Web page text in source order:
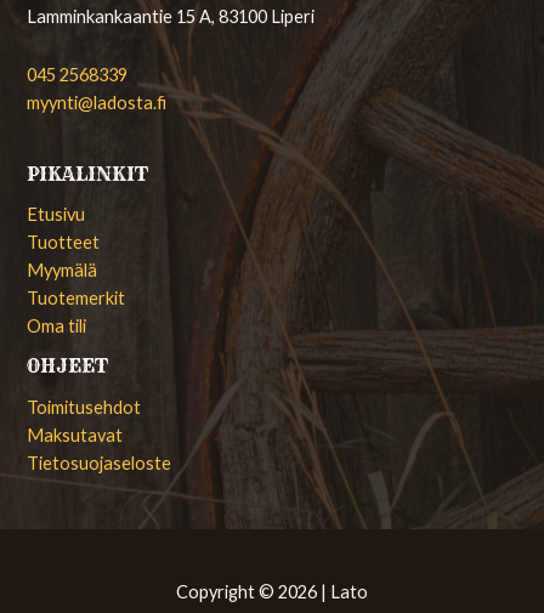
Lamminkankaantie 15 A, 83100 Liperi
045 2568339
myynti@ladosta.fi
PIKALINKIT
Etusivu
Tuotteet
Myymälä
Tuotemerkit
Oma tili
OHJEET
Toimitusehdot
Maksutavat
Tietosuojaseloste
Copyright © 2026 | Lato